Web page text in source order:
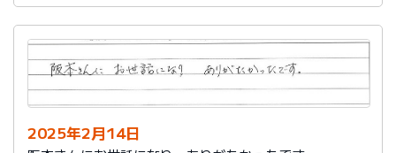
今後ともいろいろお世話になりますが、よろしくお願い
します。
2025年2月14日